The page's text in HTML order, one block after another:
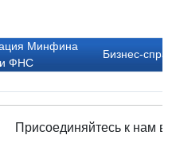
Минфина
и ФНС
Бизнес-
Присоединяйтесь к нам в: